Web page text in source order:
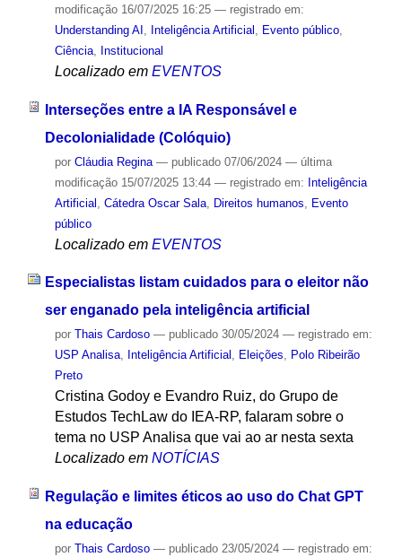
modificação16/07/2025 16:25 — registrado em:
Understanding AI , Inteligência Artificial , Evento público,
Ciência, Institucional
Localizado em EVENTOS
Interseções entre a IA Responsável e
Decolonialidade (Colóquio)
por Cláudia Regina — publicado07/06/2024 — última
modificação15/07/2025 13:44 — registrado em: Inteligência
Artificial Cátedra Oscar Sala, Direitos humanos
Evento
público
Localizado em EVENTOS
Especialistas listam cuidados para o eleitor não
ser enganado pela inteligência artificial
por Thais Cardoso — publicado30/05/2024 — registrado em:
USP Analisa, Inteligência Artificial , Eleições, Polo Ribeirão
Preto
Cristina Godoy e Evandro Ruiz, do Grupo de
Estudos TechLaw do IEA-RP, falaram sobre o
tema no USP Analisa que vai ao ar nesta sexta
Localizado em NOTÍCIAS
Regulação e limites éticos ao uso do Chat GPT
na educação
por Thais Cardoso — publicado23/05/2024 — registrado em: